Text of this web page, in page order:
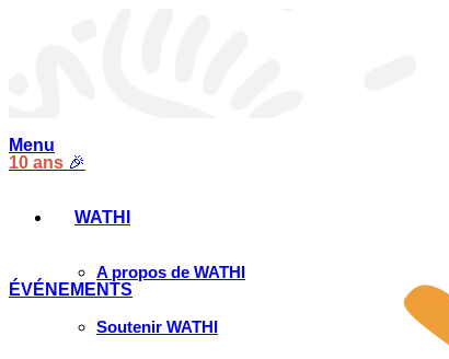
10 ans 🎉
ÉVÉNEMENTS
Menu
WATHI
A propos de WATHI
Soutenir WATHI